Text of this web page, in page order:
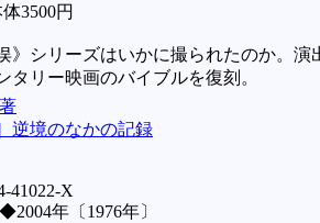
3500円
》シリーズはいかに撮られたのか。
タリー映画のバイブルを復刻。
逆境のなかの記録
41022-X
年〔1976年〕